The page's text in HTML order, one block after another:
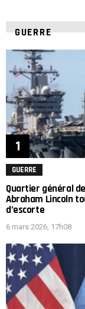
GUERRE
GUERRE
Quartier général
Abraham Lincoln
d’escorte
6 mars 2026, 17h08